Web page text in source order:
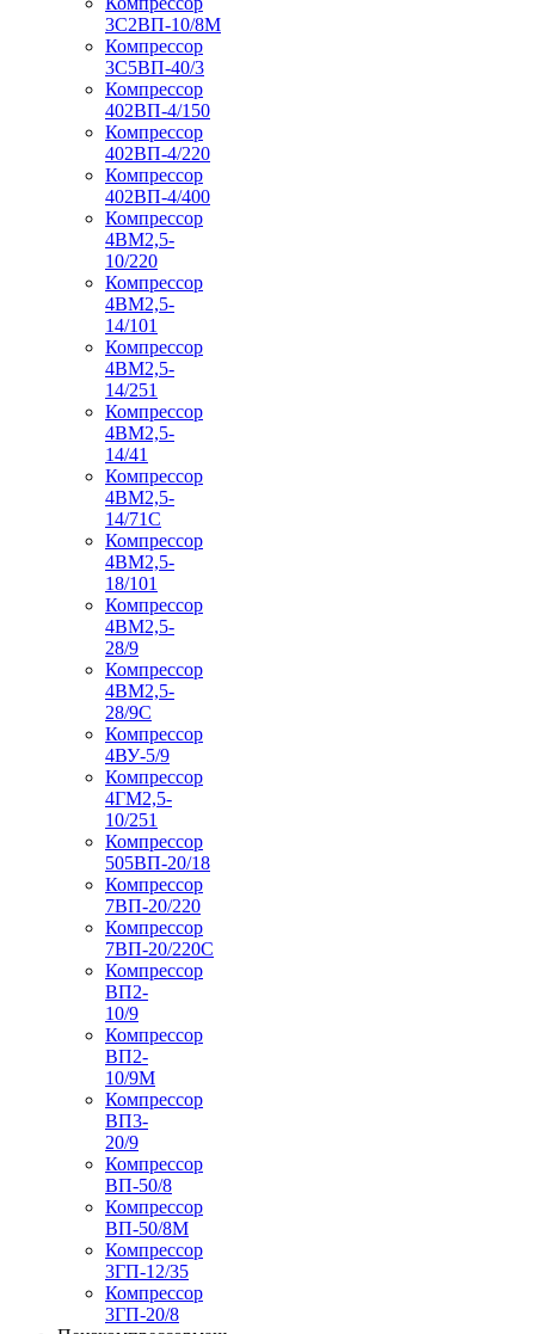
3С2ВП-10/8М
Компрессор
3С5ВП-40/3
Компрессор
402ВП-4/150
Компрессор
402ВП-4/220
Компрессор
402ВП-4/400
Компрессор
4ВМ2,5-
10/220
Компрессор
4ВМ2,5-
14/101
Компрессор
4ВМ2,5-
14/251
Компрессор
4ВМ2,5-
14/41
Компрессор
4ВМ2,5-
14/71C
Компрессор
4ВМ2,5-
18/101
Компрессор
4ВМ2,5-
28/9
Компрессор
4ВМ2,5-
28/9С
Компрессор
4ВУ-5/9
Компрессор
4ГМ2,5-
10/251
Компрессор
505ВП-20/18
Компрессор
7ВП-20/220
Компрессор
7ВП-20/220С
Компрессор
ВП2-
10/9
Компрессор
ВП2-
10/9М
Компрессор
ВП3-
20/9
Компрессор
ВП-50/8
Компрессор
ВП-50/8М
Компрессор
3ГП-12/35
Компрессор
3ГП-20/8